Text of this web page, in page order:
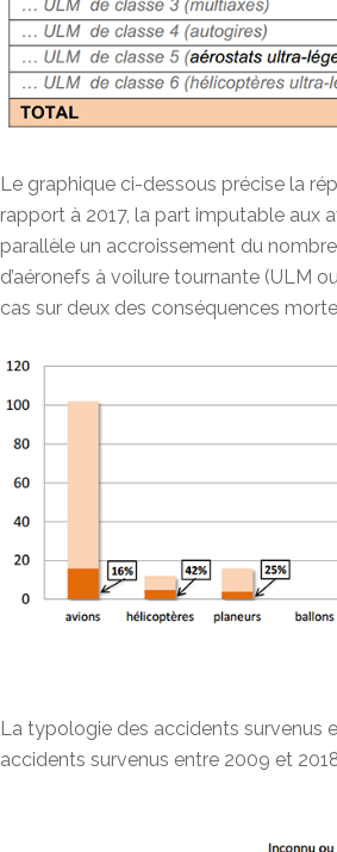
Le graphique ci-dessous précise la
rapport à 2017, la part imputable aux
parallèle un accroissement du
d’aéronefs à voilure tournante (ULM
cas sur deux des conséquences
La typologie des accidents survenus
accidents survenus entre 2009 et